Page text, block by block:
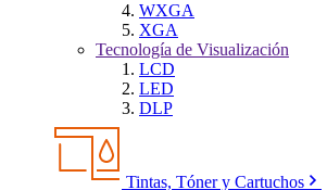
WXGA
XGA
Tecnología de Visualización
LCD
LED
DLP
Tintas, Tóner y Cartuchos